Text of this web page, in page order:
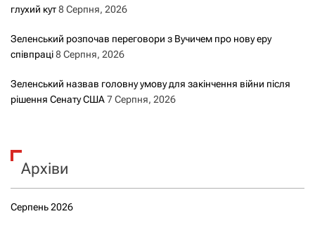
глухий кут8 Серпня, 2026
Зеленський розпочав переговори з Вучичем про нову еру
співпраці8 Серпня, 2026
Зеленський назвав головну умову для закінчення війни після
рішення Сенату США7 Серпня, 2026
Архіви
Серпень 2026